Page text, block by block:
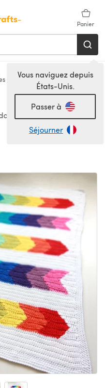
Panier
Vous naviguez depuis
États-Unis.
Passer à
Séjourner
pour la maison
Anglais